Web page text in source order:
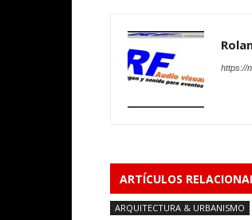
https://
ARTÍCULOS
ARQUITECTURA & URBANISMO